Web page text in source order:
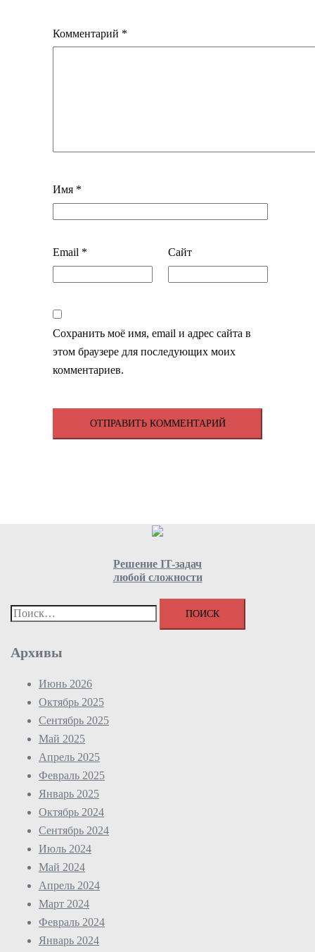
Комментарий *
Имя *
Email * Сайт
Сохранить моё имя, email и адрес сайта в
этом браузере для последующих моих
комментариев.
Решение IT-задач
любой сложности
Найти:
Архивы
Июнь 2026
Октябрь 2025
Сентябрь 2025
Май 2025
Апрель 2025
Февраль 2025
Январь 2025
Октябрь 2024
Сентябрь 2024
Июль 2024
Май 2024
Апрель 2024
Март 2024
Февраль 2024
Январь 2024